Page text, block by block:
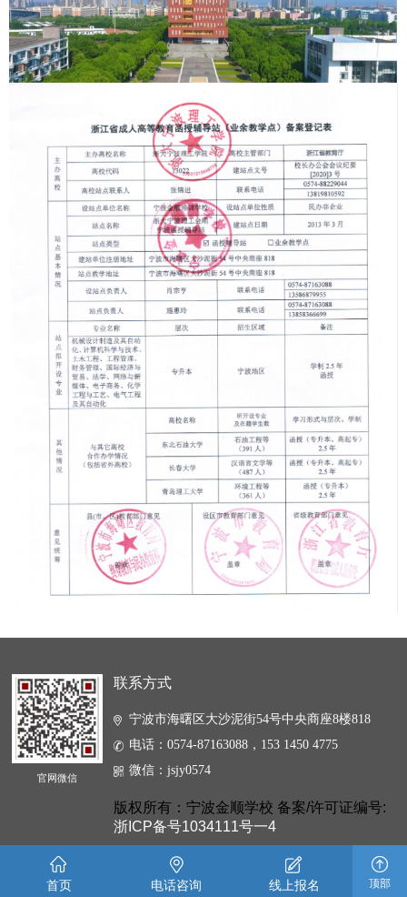
官网微信
联系方式
宁波市海曙区大沙泥街54号中央商座8楼818
电话：0574-87163088，153 1450 4775
微信：jsjy0574
版权所有：宁波金顺学校 备案/许可证编号:
浙ICP备号1034111号一4
首页 电话咨询 线上报名 顶部